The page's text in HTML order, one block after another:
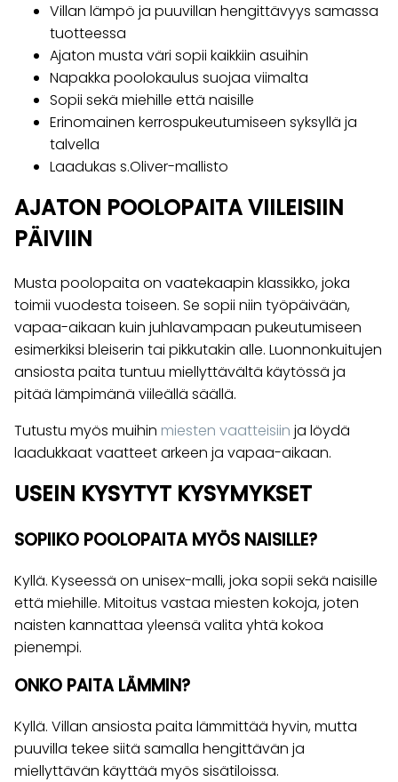
Villan lämpö ja puuvillan hengittävyys samassa
tuotteessa
Ajaton musta väri sopii kaikkiin asuihin
Napakka poolokaulus suojaa viimalta
Sopii sekä miehille että naisille
Erinomainen kerrospukeutumiseen syksyllä ja
talvella
Laadukas s.Oliver-mallisto
AJATON POOLOPAITA VIILEISIIN
PÄIVIIN
Musta poolopaita on vaatekaapin klassikko, joka
toimii vuodesta toiseen. Se sopii niin työpäivään,
vapaa-aikaan kuin juhlavampaan pukeutumiseen
esimerkiksi bleiserin tai pikkutakin alle. Luonnonkuitujen
ansiosta paita tuntuu miellyttävältä käytössä ja
pitää lämpimänä viileällä säällä.
Tutustu myös muihin miesten vaatteisiin ja löydä
laadukkaat vaatteet arkeen ja vapaa-aikaan.
USEIN KYSYTYT KYSYMYKSET
SOPIIKO POOLOPAITA MYÖS NAISILLE?
Kyllä. Kyseessä on unisex-malli, joka sopii sekä naisille
että miehille. Mitoitus vastaa miesten kokoja, joten
naisten kannattaa yleensä valita yhtä kokoa
pienempi.
ONKO PAITA LÄMMIN?
Kyllä. Villan ansiosta paita lämmittää hyvin, mutta
puuvilla tekee siitä samalla hengittävän ja
miellyttävän käyttää myös sisätiloissa.